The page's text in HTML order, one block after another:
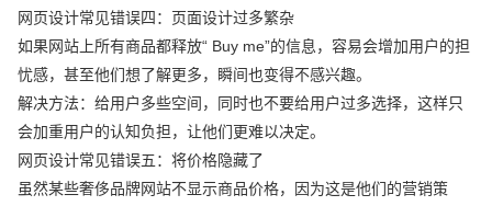
网页设计常见错误四：页面设计过多繁杂
如果网站上所有商品都释放“ Buy me”的信息，容易会增加用户的担
忧感，甚至他们想了解更多，瞬间也变得不感兴趣。
解决方法：给用户多些空间，同时也不要给用户过多选择，这样只
会加重用户的认知负担，让他们更难以决定。
网页设计常见错误五：将价格隐藏了
虽然某些奢侈品牌网站不显示商品价格，因为这是他们的营销策